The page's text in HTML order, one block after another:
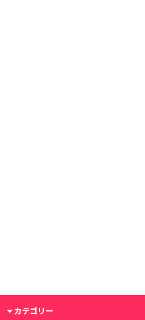
カテゴリー